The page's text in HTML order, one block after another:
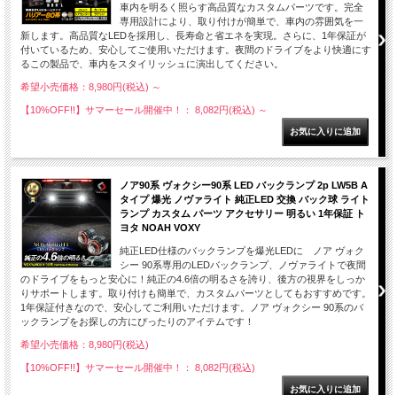
車内を明るく照らす高品質なカスタムパーツです。完全
専用設計により、取り付けが簡単で、車内の雰囲気を一
新します。高品質なLEDを採用し、長寿命と省エネを実現。さらに、1年保証が
付いているため、安心してご使用いただけます。夜間のドライブをより快適にす
るこの製品で、車内をスタイリッシュに演出してください。
希望小売価格：8,980円(税込) ～
【10%OFF!!】サマーセール開催中！： 8,082円(税込) ～
ノア90系 ヴォクシー90系 LED バックランプ 2p LW5B A
タイプ 爆光 ノヴァライト 純正LED 交換 バック球 ライト
ランプ カスタム パーツ アクセサリー 明るい 1年保証 ト
ヨタ NOAH VOXY
純正LED仕様のバックランプを爆光LEDに ノア ヴォク
シー 90系専用のLEDバックランプ、ノヴァライトで夜間
のドライブをもっと安心に！純正の4.6倍の明るさを誇り、後方の視界をしっか
りサポートします。取り付けも簡単で、カスタムパーツとしてもおすすめです。
1年保証付きなので、安心してご利用いただけます。ノア ヴォクシー 90系のバ
ックランプをお探しの方にぴったりのアイテムです！
希望小売価格：8,980円(税込)
【10%OFF!!】サマーセール開催中！： 8,082円(税込)